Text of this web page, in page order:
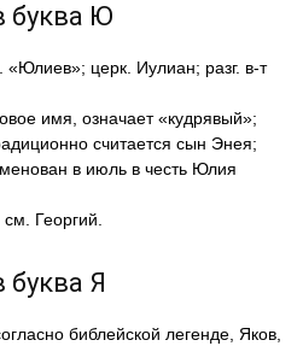
буква Ю
церк. Иулиан; разг. в-т
имя, означает «кудрявый»;
считается сын Энея;
в июль в честь Юлия
Георгий.
Я
библейской легенде, Яков,